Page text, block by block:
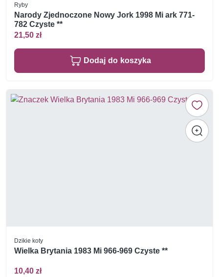
Ryby
Narody Zjednoczone Nowy Jork 1998 Mi ark 771-
782 Czyste **
21,50 zł
Dodaj do koszyka
Dzikie koty
Wielka Brytania 1983 Mi 966-969 Czyste **
10,40 zł